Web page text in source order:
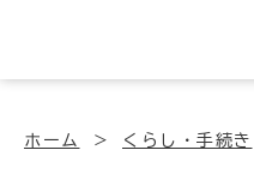
ホーム くらし・手続き